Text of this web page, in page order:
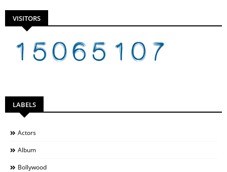
VISITORS
LABELS
Actors
Album
Bollywood